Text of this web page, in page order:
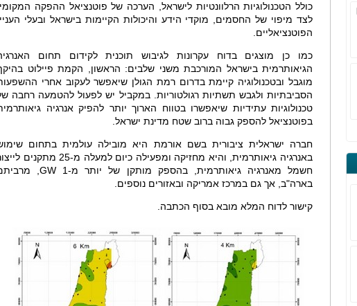
כולל הטכנולוגיות הרלוונטיות לישראל, הערכה של פוטנציאל ההפקה
לצד מיפוי של החסמים, מוקדי הידע והיכולות הקיימות בישראל ובעלי
הפוטנציאליים.
כמו כן מוצגים בדוח עקרונות לגיבוש תוכנית לקידום תחום
הגיאותרמית בישראל המורכבת משני שלבים: הראשון, הקמת פיילוט
מוגבל ובטכנולוגיה קיימת בדרום רמת הגולן שיאפשר לעקוב אחרי
הסביבתיות ולגבש תשתיות רגולטוריות. במקביל יש לפעול להטמעה רחבה
טכנולוגיות עתידיות שיאפשרו בטווח הארוך יותר להפיק אנרגיה
בפוטנציאל להספק גבוה ברוב שטח מדינת ישראל.
חברה ישראלית ציבורית בשם אורמת היא מובילה עולמית בתחום
באנרגיה גיאותרמית, והיא מחזיקה ומפעילה כיום למעלה מ-25 מתקנים
חשמל מאנרגיה גיאותרמית, בהספק מותקן של יותר מ-1
GW
,
בארה"ב, אך גם במרכז אמריקה ובאזורים נוספים.
קישור לדוח המלא מובא בסוף הכתבה.